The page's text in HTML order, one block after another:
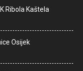
Ribola Kaštela
Osijek